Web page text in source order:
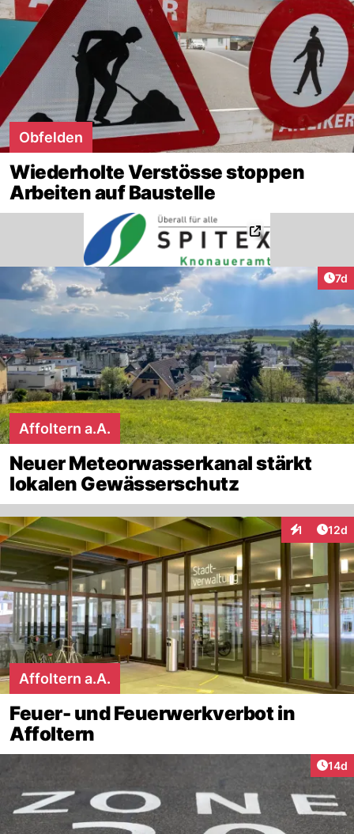
Obfelden
Wiederholte Verstösse stoppen
Arbeiten auf Baustelle
7d
Affoltern a.A.
Neuer Meteorwasserkanal stärkt
lokalen Gewässerschutz
1 12d
Affoltern a.A.
Feuer- und Feuerwerkverbot in
Affoltern
14d